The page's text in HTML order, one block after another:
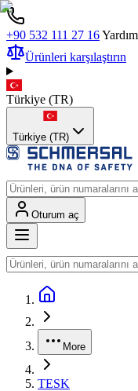
+90 532 111 27 16
Ürünleri karşılaştırın
Türkiye (TR)
Türkiye (TR)
Oturum aç
More
TESK